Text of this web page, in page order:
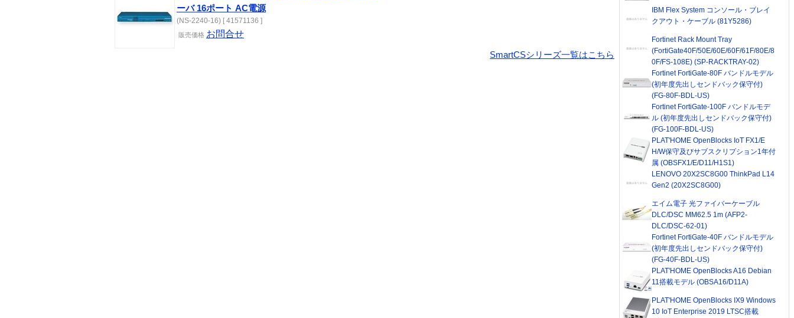
ーバ 16ポート AC電源
(NS-2240-16) [ 41571136 ]
販売価格 お問合せ
SmartCSシリーズ一覧はこちら
IBM Flex System コンソール・ブレイ
クアウト・ケーブル (81Y5286)
Fortinet Rack Mount Tray
(FortiGate40F/50E/60E/60F/61F/80E/8
0F/FS-108E) (SP-RACKTRAY-02)
Fortinet FortiGate-80F バンドルモデル
(初年度先出しセンドバック保守付)
(FG-80F-BDL-US)
Fortinet FortiGate-100F バンドルモデ
ル (初年度先出しセンドバック保守付)
(FG-100F-BDL-US)
PLAT'HOME OpenBlocks IoT FX1/E
H/W保守及びサブスクリプション1年付
属 (OBSFX1/E/D11/H1S1)
LENOVO 20X2SC8G00 ThinkPad L14
Gen2 (20X2SC8G00)
エイム電子 光ファイバーケーブル
DLC/DSC MM62.5 1m (AFP2-
DLC/DSC-62-01)
Fortinet FortiGate-40F バンドルモデル
(初年度先出しセンドバック保守付)
(FG-40F-BDL-US)
PLAT'HOME OpenBlocks A16 Debian
11搭載モデル (OBSA16/D11A)
PLAT'HOME OpenBlocks IX9 Windows
10 IoT Enterprise 2019 LTSC搭載